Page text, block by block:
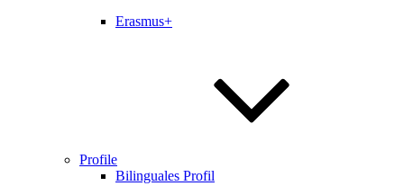
Erasmus+
Profile
Bilinguales Profil